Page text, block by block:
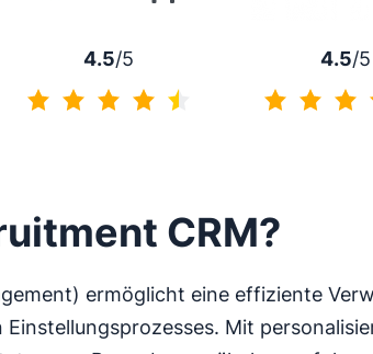
4.5/5 4.5/5
CRM?
ermöglicht eine effiziente
Mit